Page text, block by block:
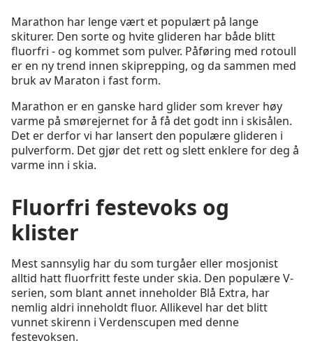
Marathon har lenge vært et populært på lange
skiturer. Den sorte og hvite glideren har både blitt
fluorfri - og kommet som pulver. Påføring med rotoull
er en ny trend innen skiprepping, og da sammen med
bruk av Maraton i fast form.
Marathon er en ganske hard glider som krever høy
varme på smørejernet for å få det godt inn i skisålen.
Det er derfor vi har lansert den populære glideren i
pulverform. Det gjør det rett og slett enklere for deg å
varme inn i skia.
Fluorfri festevoks og
klister
Mest sannsylig har du som turgåer eller mosjonist
alltid hatt fluorfritt feste under skia. Den populære V-
serien, som blant annet inneholder Blå Extra, har
nemlig aldri inneholdt fluor. Allikevel har det blitt
vunnet skirenn i Verdenscupen med denne
festevoksen.